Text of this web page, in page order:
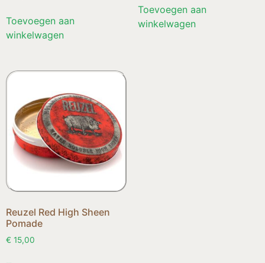
Toevoegen aan
winkelwagen
Toevoegen aan
winkelwagen
Reuzel Red High Sheen
Pomade
€ 15,00